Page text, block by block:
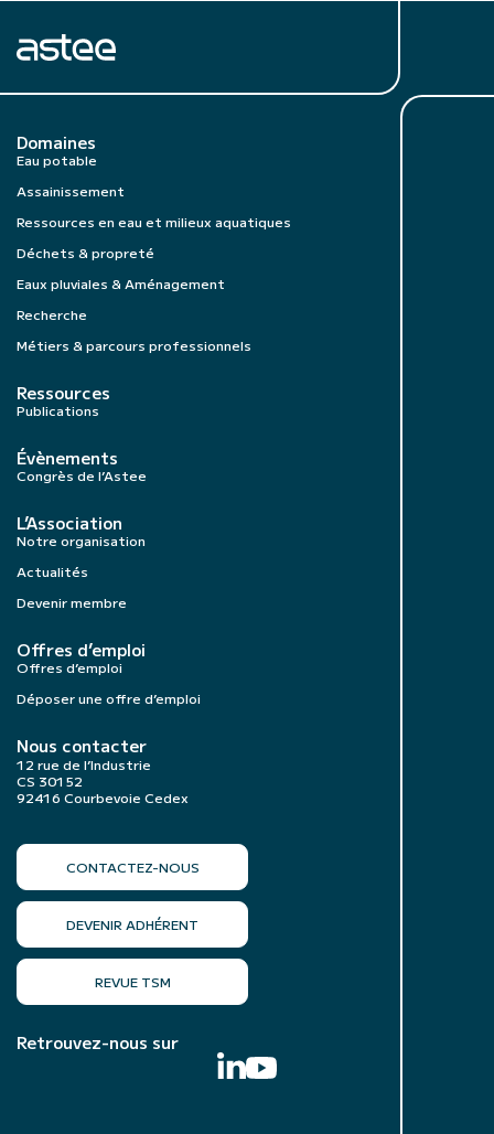
Domaines
Eau potable
Assainissement
Ressources en eau et milieux aquatiques
Déchets & propreté
Eaux pluviales & Aménagement
Recherche
Métiers & parcours professionnels
Ressources
Publications
Évènements
Congrès de l’Astee
L’Association
Notre organisation
Actualités
Devenir membre
Offres d’emploi
Offres d’emploi
Déposer une offre d’emploi
Nous contacter
12 rue de l’Industrie
CS 30152
92416 Courbevoie Cedex
CONTACTEZ-NOUS
DEVENIR ADHÉRENT
REVUE TSM
Retrouvez-nous sur